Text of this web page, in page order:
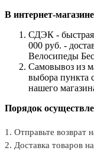
В интернет-
СДЭК - быстрая
000 руб. -
Велосипеды
Самовывоз из
выбора пункта
нашего
Порядок
1. Отправьте возврат
2. Доставка товаров